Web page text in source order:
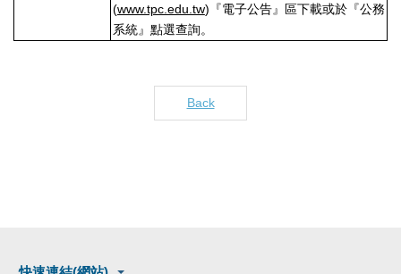
(www.tpc.edu.tw)『電子公告』區下載或於『公務
系統』點選查詢。
Back